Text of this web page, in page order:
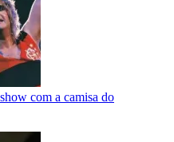
com a camisa do